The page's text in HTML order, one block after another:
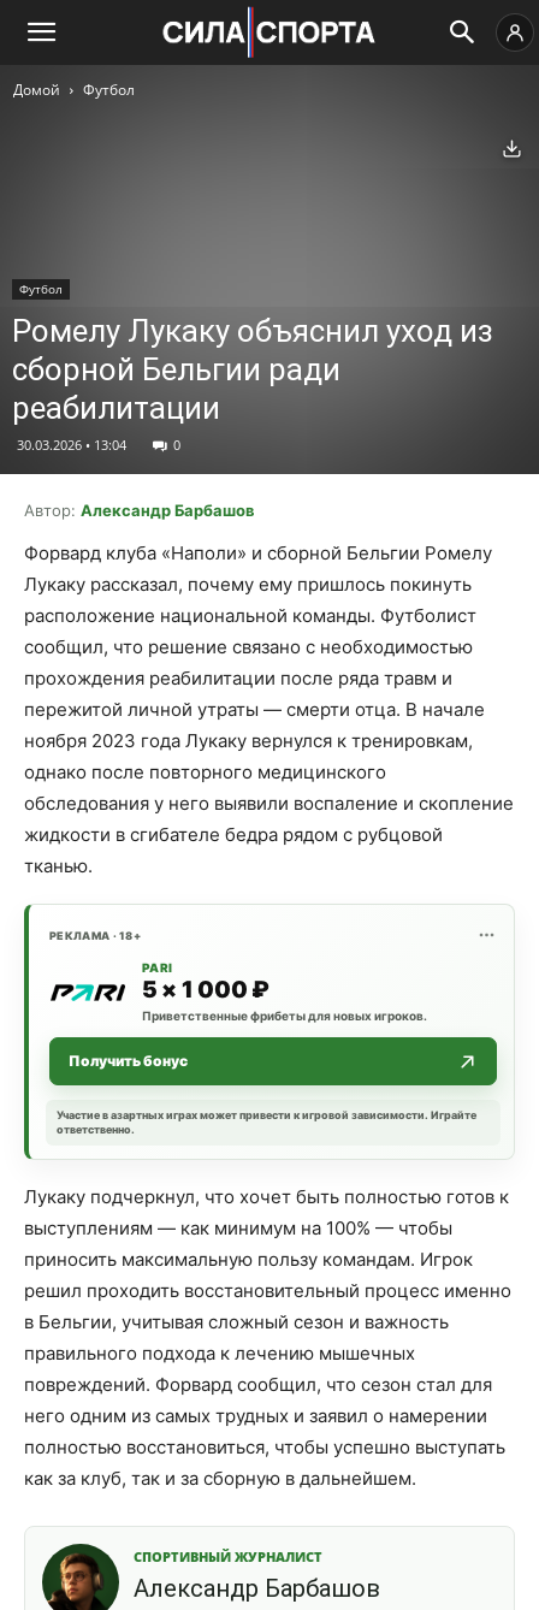
Домой Футбол
Футбол
Ромелу Лукаку объяснил уход из
сборной Бельгии ради
реабилитации
30.03.2026 • 13:04 0
Автор: Александр Барбашов
Форвард клуба «Наполи» и сборной Бельгии Ромелу
Лукаку рассказал, почему ему пришлось покинуть
расположение национальной команды. Футболист
сообщил, что решение связано с необходимостью
прохождения реабилитации после ряда травм и
пережитой личной утраты — смерти отца. В начале
ноября 2023 года Лукаку вернулся к тренировкам,
однако после повторного медицинского
обследования у него выявили воспаление и скопление
жидкости в сгибателе бедра рядом с рубцовой
тканью.
РЕКЛАМА · 18+
PARI
5 × 1 000 ₽
Приветственные фрибеты для новых игроков.
Получить бонус
Участие в азартных играх может привести к игровой зависимости. Играйте
ответственно.
Лукаку подчеркнул, что хочет быть полностью готов к
выступлениям — как минимум на 100% — чтобы
приносить максимальную пользу командам. Игрок
решил проходить восстановительный процесс именно
в Бельгии, учитывая сложный сезон и важность
правильного подхода к лечению мышечных
повреждений. Форвард сообщил, что сезон стал для
него одним из самых трудных и заявил о намерении
полностью восстановиться, чтобы успешно выступать
как за клуб, так и за сборную в дальнейшем.
СПОРТИВНЫЙ ЖУРНАЛИСТ
Александр Барбашов